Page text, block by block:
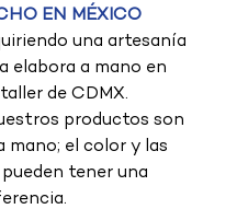
EN MÉXICO
una artesanía
elabora a mano en
de CDMX.
productos son
mano; el color y las
pueden tener una